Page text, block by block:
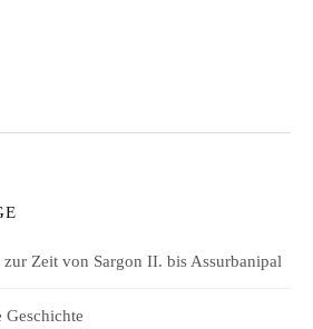
Zeit von Sargon II. bis Assurbanipal